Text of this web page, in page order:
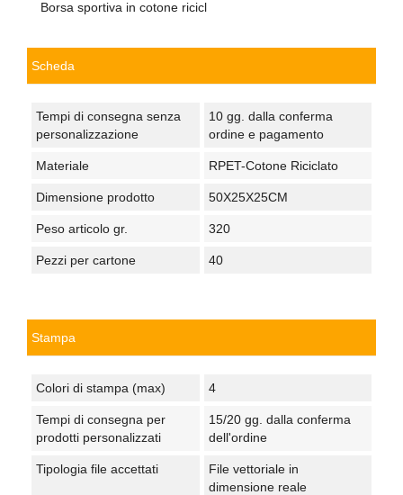
Borsa sportiva in cotone ricicl
Scheda
Tempi di consegna senza
personalizzazione
10 gg. dalla conferma
ordine e pagamento
Materiale RPET-Cotone Riciclato
Dimensione prodotto 50X25X25CM
Peso articolo gr. 320
Pezzi per cartone 40
Stampa
Colori di stampa (max) 4
Tempi di consegna per
prodotti personalizzati
15/20 gg. dalla conferma
dell'ordine
Tipologia file accettati
File vettoriale in
dimensione reale